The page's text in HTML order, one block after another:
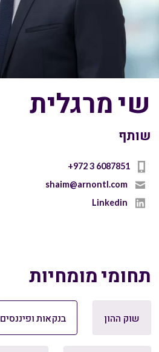
שי מרגלית
שותף
+972 3 6087851
shaim@arnontl.com
Linkedin
תחומי מומחיות
שוק ההון בנקאות ופיננסים